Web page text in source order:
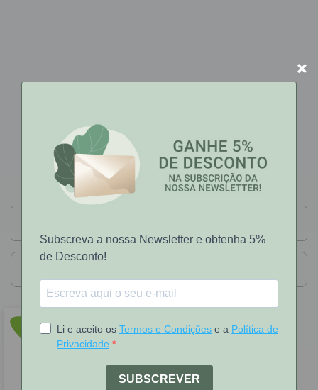
Stop 24
sobre P.V.P.R
×